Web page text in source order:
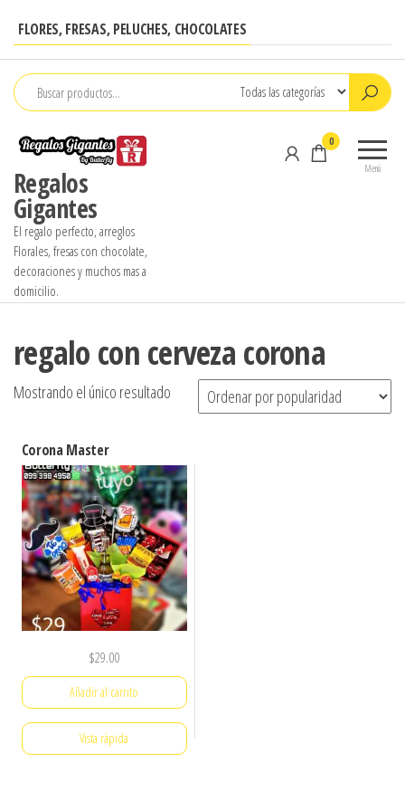
contenido
FLORES, FRESAS, PELUCHES, CHOCOLATES
Regalos
Gigantes
El regalo perfecto, arreglos
Florales, fresas con chocolate,
decoraciones y muchos mas a
domicilio.
Menú
0
regalo con cerveza corona
Mostrando el único resultado
Corona Master
$29.00
Añadir al carrito
Vista rápida